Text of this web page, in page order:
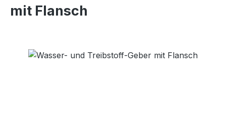
mit Flansch
Bildergalerie überspringen